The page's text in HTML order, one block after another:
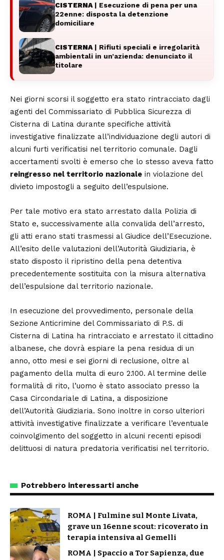
CISTERNA | Esecuzione di pena per una
22enne: disposta la detenzione
domiciliare
CISTERNA | Rifiuti speciali e irregolarità
ambientali in un’azienda: denunciato il
titolare
Nei giorni scorsi il soggetto era stato rintracciato dagli
agenti del Commissariato di Pubblica Sicurezza di
Cisterna di Latina durante specifiche attività
investigative finalizzate all’individuazione degli autori di
alcuni furti verificatisi nel territorio comunale. Dagli
accertamenti svolti è emerso che lo stesso aveva fatto
reingresso nel territorio nazionale in violazione del
divieto impostogli a seguito dell’espulsione.
Per tale motivo era stato arrestato dalla Polizia di
Stato e, successivamente alla convalida dell’arresto,
gli atti erano stati trasmessi al Giudice dell’Esecuzione.
All’esito delle valutazioni dell’Autorità Giudiziaria, è
stato disposto il ripristino della pena detentiva
precedentemente sostituita con la misura alternativa
dell’espulsione dal territorio nazionale.
In esecuzione del provvedimento, personale della
Sezione Anticrimine del Commissariato di P.S. di
Cisterna di Latina ha rintracciato e arrestato il cittadino
albanese, che dovrà espiare la pena residua di un
anno, otto mesi e sei giorni di reclusione, oltre al
pagamento della multa di euro 2.100. Al termine delle
formalità di rito, l’uomo è stato associato presso la
Casa Circondariale di Latina, a disposizione
dell’Autorità Giudiziaria. Sono inoltre in corso ulteriori
attività investigative finalizzate a verificare l’eventuale
coinvolgimento del soggetto in alcuni recenti episodi
delittuosi di natura predatoria verificatisi nel territorio.
Potrebbero interessarti anche
ROMA | Fulmine sul Monte Livata,
grave un 16enne scout: ricoverato in
terapia intensiva al Gemelli
ROMA | Spaccio a Tor Sapienza, due